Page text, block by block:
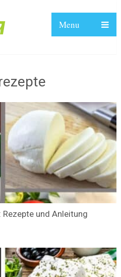
Menu
und Anleitung